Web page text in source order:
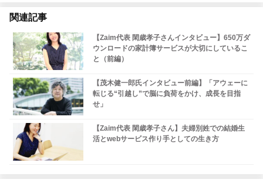
関連記事
【Zaim代表 閑歳孝子さんインタビュー】650万ダ
ウンロードの家計簿サービスが大切にしているこ
と（前編）
【茂木健一郎氏インタビュー前編】「アウェーに
転じる“引越し”で脳に負荷をかけ、成長を目指
せ」
【Zaim代表 閑歳孝子さん】夫婦別姓での結婚生
活とwebサービス作り手としての生き方